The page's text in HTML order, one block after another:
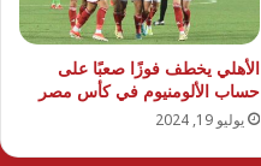
الأهلي يخطف فوزًا صعبًا على
حساب الألومنيوم في كأس مصر
يوليو 19, 2024